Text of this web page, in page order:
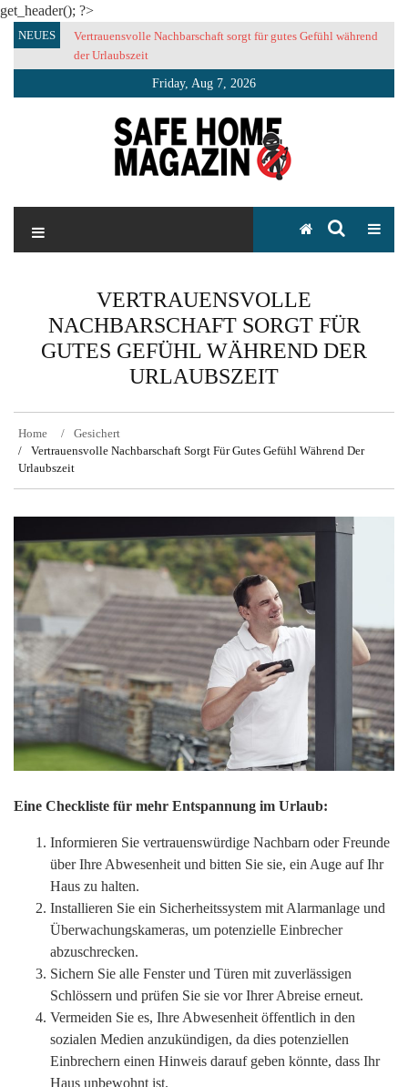
get_header(); ?>
SkipNEUES
Vertrauensvolle Nachbarschaft sorgt für gutes Gefühl während
der Urlaubszeit
Friday, Aug 7, 2026
SAFE HOME Magazin
VERTRAUENSVOLLE
NACHBARSCHAFT SORGT FÜR
GUTES GEFÜHL WÄHREND DER
URLAUBSZEIT
Home
Gesichert
Vertrauensvolle Nachbarschaft Sorgt Für Gutes Gefühl Während Der
Urlaubszeit
Eine Checkliste für mehr Entspannung im Urlaub:
Informieren Sie vertrauenswürdige Nachbarn oder Freunde
über Ihre Abwesenheit und bitten Sie sie, ein Auge auf Ihr
Haus zu halten.
Installieren Sie ein Sicherheitssystem mit Alarmanlage und
Überwachungskameras, um potenzielle Einbrecher
abzuschrecken.
Sichern Sie alle Fenster und Türen mit zuverlässigen
Schlössern und prüfen Sie sie vor Ihrer Abreise erneut.
Vermeiden Sie es, Ihre Abwesenheit öffentlich in den
sozialen Medien anzukündigen, da dies potenziellen
Einbrechern einen Hinweis darauf geben könnte, dass Ihr
Haus unbewohnt ist.